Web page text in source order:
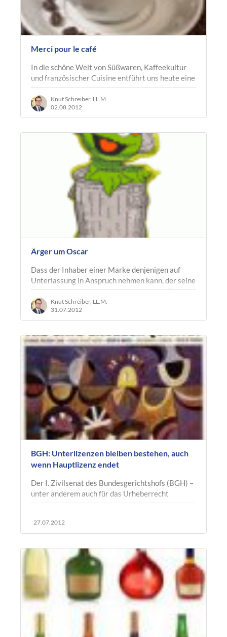
Merci pour le café
In die schöne Welt von Süßwaren, Kaffeekultur
und französischer Cuisine entführt uns heute eine
Entscheidung des Oberlandesgerichts Frankfurt
am Main (Beschluss vom…
Knut Schreiber, LL.M.
02.08.2012
Ärger um Oscar
Dass der Inhaber einer Marke denjenigen auf
Unterlassung in Anspruch nehmen kann, der seine
Marke oder ein hiermit verwechselbares Zeichen
unerlaubt nutzt, dürfte…
Knut Schreiber, LL.M.
31.07.2012
BGH: Unterlizenzen bleiben bestehen, auch
wenn Hauptlizenz endet
Der I. Zivilsenat des Bundesgerichtshofs (BGH) –
unter anderem auch für das Urheberrecht
zuständig – hat, mit zwei Urteilen vom
27.07.2012